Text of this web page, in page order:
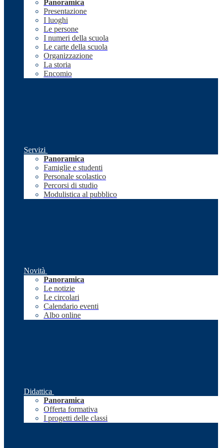
Panoramica
Presentazione
I luoghi
Le persone
I numeri della scuola
Le carte della scuola
Organizzazione
La storia
Encomio
Servizi
Panoramica
Famiglie e studenti
Personale scolastico
Percorsi di studio
Modulistica al pubblico
Novità
Panoramica
Le notizie
Le circolari
Calendario eventi
Albo online
Didattica
Panoramica
Offerta formativa
I progetti delle classi